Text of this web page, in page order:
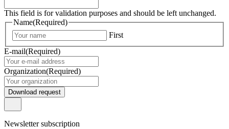
This field is for validation purposes and should be left unchanged.
Name(Required)
First
E-mail(Required)
Organization(Required)
Download request
Newsletter subscription